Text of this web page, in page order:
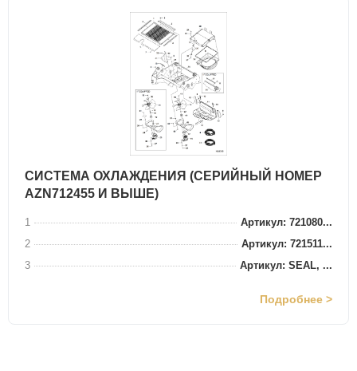
СИСТЕМА ОХЛАЖДЕНИЯ (СЕРИЙНЫЙ НОМЕР
AZN712455 И ВЫШЕ)
1
Артикул: 721080...
2
Артикул: 721511...
3
Артикул: SEAL, ...
Подробнее >